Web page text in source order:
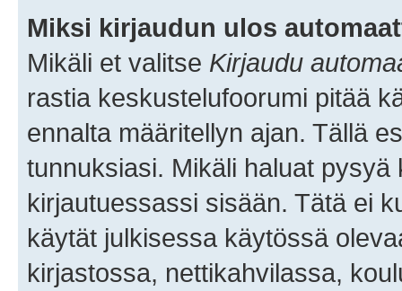
Miksi kirjaudun ulos
Mikäli et valitse Kirjaudu
rastia keskustelufoorumi pitää
ennalta määritellyn ajan. Tällä
tunnuksiasi. Mikäli haluat
kirjautuessassi sisään. Tätä ei
käytät julkisessa käytössä
kirjastossa, nettikahvilassa,